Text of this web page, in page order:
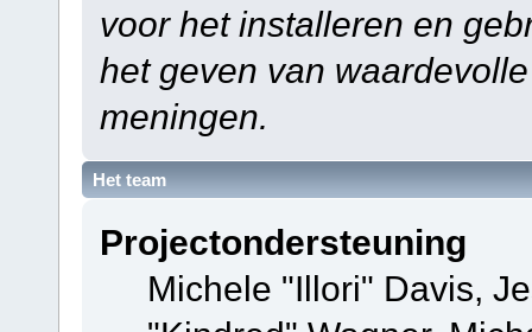
voor het installeren en
het geven van
meningen.
Het team
Projectondersteuning
Michele "Illori" Davis,